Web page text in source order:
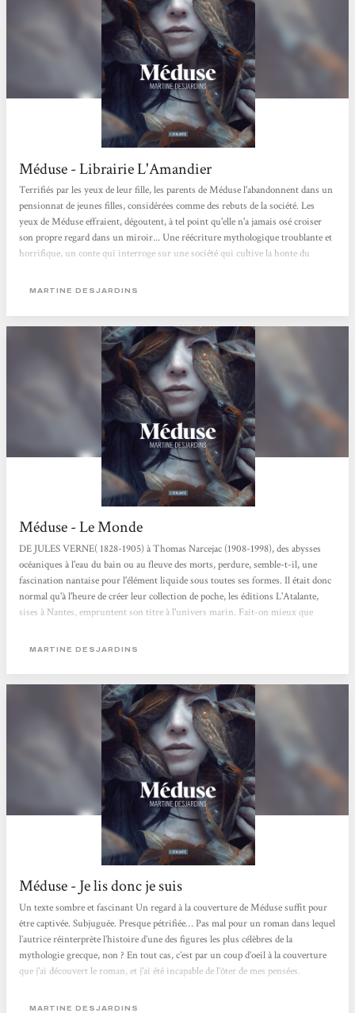
Méduse - Librairie L'Amandier
Terrifiés par les yeux de leur fille, les parents de Méduse l'abandonnent dans un
pensionnat de jeunes filles, considérées comme des rebuts de la société. Les
yeux de Méduse effraient, dégoutent, à tel point qu'elle n'a jamais osé croiser
son propre regard dans un miroir... Une réécriture mythologique troublante et
horrifique, un conte qui interroge sur une société qui cultive la honte du
MARTINE DESJARDINS
Méduse - Le Monde
DE JULES VERNE( 1828-1905) à Thomas Narcejac (1908-1998), des abysses
océaniques à l'eau du bain ou au fleuve des morts, perdure, semble-t-il, une
fascination nantaise pour l'élément liquide sous toutes ses formes. Il était donc
normal qu'à l'heure de créer leur collection de poche, les éditions L'Atalante,
sises à Nantes, empruntent son titre à l'univers marin. Fait-on mieux que
collection, extraordinaire roman de l'écrivaine québécoise Martine Desjardins,
MARTINE DESJARDINS
Méduse - Je lis donc je suis
Un texte sombre et fascinant Un regard à la couverture de Méduse suffit pour
être captivée. Subjuguée. Presque pétrifiée… Pas mal pour un roman dans lequel
l’autrice réinterprète l’histoire d’une des figures les plus célèbres de la
mythologie grecque, non ? En tout cas, c’est par un coup d’oeil à la couverture
que j’ai découvert le roman, et j’ai été incapable de l’ôter de mes pensées.
réécriture comme on en voit...
MARTINE DESJARDINS